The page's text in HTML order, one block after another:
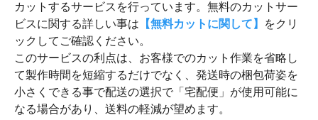
カットするサービスを行っています。無料のカットサー
ビスに関する詳しい事は 【無料カットに関して】
をクリ
ックしてご確認ください。
このサービスの利点は、お客様でのカット作業を省略し
て製作時間を短縮するだけでなく、発送時の梱包荷姿を
小さくできる事で配送の選択で「宅配便」が使用可能に
なる場合があり、送料の軽減が望めます。